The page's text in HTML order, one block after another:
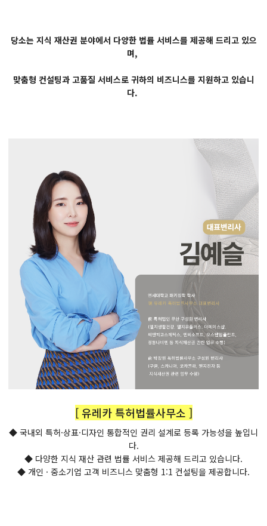
당소는 지식 재산권 분야에서 다양한 법률 서비스를 제공해 드리고 있으
며,
맞춤형 컨설팅과 고품질 서비스로 귀하의 비즈니스를 지원하고 있습니
다.
[ 유레카 특허법률사무소 ]
◆ 국내외 특허·상표·디자인 통합적인 권리 설계로 등록 가능성을 높입니
다.
◆ 다양한 지식 재산 관련 법률 서비스 제공해 드리고 있습니다.
◆ 개인 · 중소기업 고객 비즈니스 맞춤형 1:1 컨설팅을 제공합니다.